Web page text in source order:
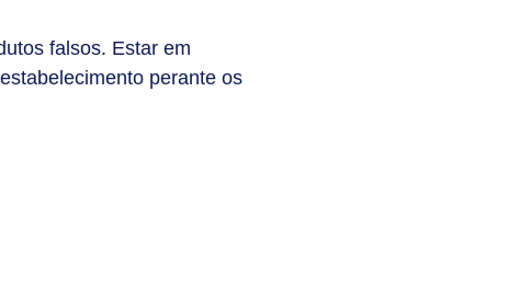
falsos. Estar em
perante os